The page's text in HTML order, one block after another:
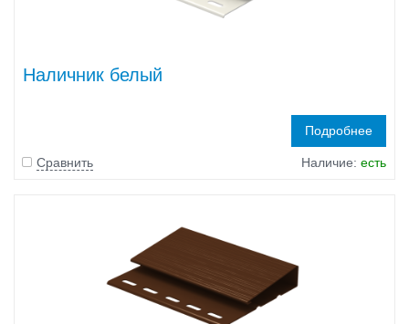
Наличник белый
Подробнее
Сравнить Наличие: есть